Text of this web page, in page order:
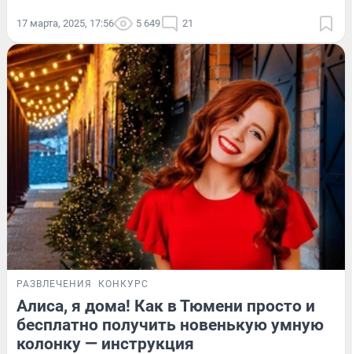
17 марта, 2025, 17:56 5 649 21
РАЗВЛЕЧЕНИЯ КОНКУРС
Алиса, я дома! Как в Тюмени просто и
бесплатно получить новенькую умную
колонку — инструкция